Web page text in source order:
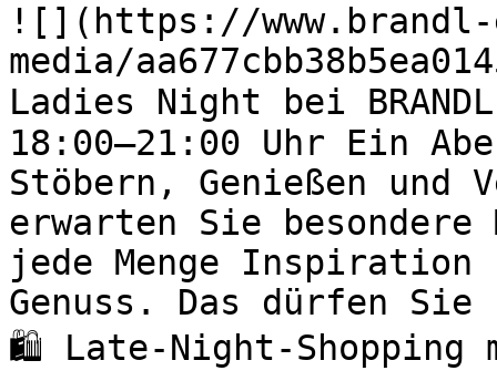
![](https://
media/
Ladies Night bei
18:00–21:00 Uhr Ein
Stöbern, Genießen und
erwarten Sie besondere
jede Menge
Genuss. Das dürfen
🛍️ Late-Night-